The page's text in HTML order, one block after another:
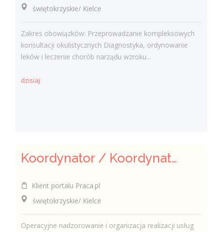
świętokrzyskie/ Kielce
Zakres obowiązków: Przeprowadzanie kompleksowych
konsultacji okulistycznych Diagnostyka, ordynowanie
leków i leczenie chorób narządu wzroku...
dzisiaj
Koordynator / Koordynatorka Usług Serwisowych i Zespołów Terenowych
Klient portalu Praca.pl
świętokrzyskie/ Kielce
Operacyjne nadzorowanie i organizacja realizacji usług